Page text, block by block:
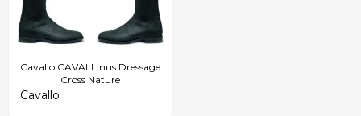
Cavallo CAVALLinus Dressage
Cross Nature
Cavallo